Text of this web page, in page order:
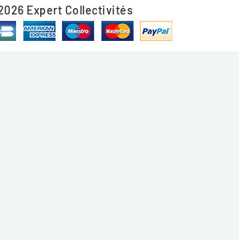
Expert Collectivités